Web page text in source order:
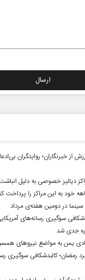
از خبرنگاران؛ روایتگران
دیالیز خصوصی به دلیل
سوگیری رسانه‌های آمریکایی
جدی شد
یمن به مواضع نیروهای همسو
رمضان؛ کالبدشکافی سوگیری